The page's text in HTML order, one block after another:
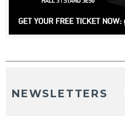
NEWSLETTERS